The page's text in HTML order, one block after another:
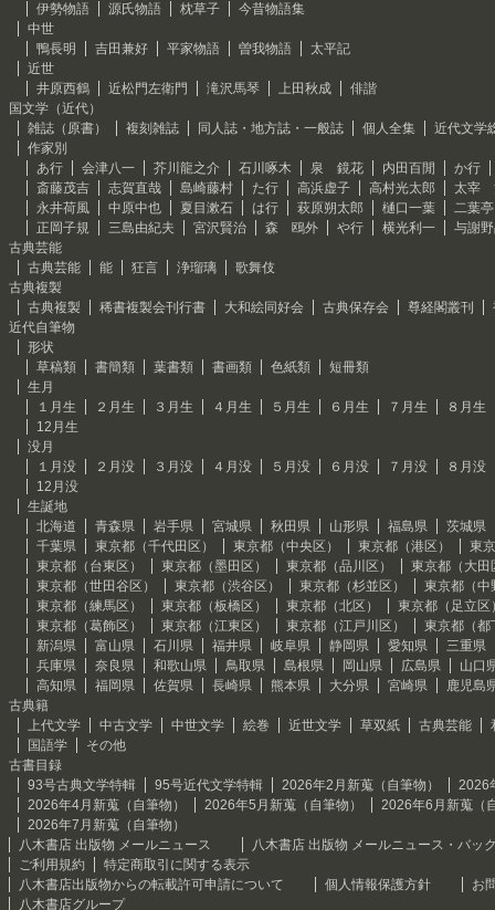
伊勢物語
源氏物語 枕草子
今昔物語集
中世
鴨長明
吉田兼好 平家物語 曽我物語
太平記
近世
井原西鶴
近松門左衛門 滝沢馬琴 上田秋成
俳諧
国文学（近代）
雑誌（原書）
複刻雑誌 同人誌・地方誌・一般誌 個人全集
近代文学
作家別
あ行
会津八一 芥川龍之介 石川啄木 泉 鏡花 内田百閒
か行
斎藤茂吉
志賀直哉 島崎藤村 た行 高浜虚子 高村光太郎
太宰
永井荷風
中原中也 夏目漱石 は行 萩原朔太郎 樋口一葉
二葉
正岡子規
三島由紀夫 宮沢賢治 森 鴎外 や行 横光利一
与謝
古典芸能
古典芸能
能 狂言 浄瑠璃
歌舞伎
古典複製
古典複製
稀書複製会刊行書 大和絵同好会 古典保存会 尊経閣叢刊
近代自筆物
形状
草稿類
書簡類 葉書類 書画類 色紙類
短冊類
生月
１月生
２月生 ３月生 ４月生 ５月生 ６月生 ７月生
８月生
12月生
没月
１月没
２月没 ３月没 ４月没 ５月没 ６月没 ７月没
８月没
12月没
生誕地
北海道
青森県 岩手県 宮城県 秋田県 山形県 福島県
茨城県
千葉県
東京都（千代田区） 東京都（中央区） 東京都（港区）
東
東京都（台東区）
東京都（墨田区） 東京都（品川区）
東京都（大田
東京都（世田谷区）
東京都（渋谷区） 東京都（杉並区）
東京都（中
東京都（練馬区）
東京都（板橋区） 東京都（北区）
東京都（足立区
東京都（葛飾区）
東京都（江東区） 東京都（江戸川区）
東京都（都
新潟県
富山県 石川県 福井県 岐阜県 静岡県 愛知県
三重県
兵庫県
奈良県 和歌山県 鳥取県 島根県 岡山県 広島県
山口
高知県
福岡県 佐賀県 長崎県 熊本県 大分県 宮崎県
鹿児島
古典籍
上代文学
中古文学 中世文学 絵巻 近世文学 草双紙 古典芸能
国語学
その他
古書目録
93号古典文学特輯
95号近代文学特輯 2026年2月新蒐（自筆物）
2026
2026年4月新蒐（自筆物）
2026年5月新蒐（自筆物）
2026年6月新蒐（
2026年7月新蒐（自筆物）
八木書店 出版物 メールニュース
八木書店 出版物 メールニュース・バッ
ご利用規約
特定商取引に関する表示
八木書店出版物からの転載許可申請について
個人情報保護方針
お
八木書店グループ